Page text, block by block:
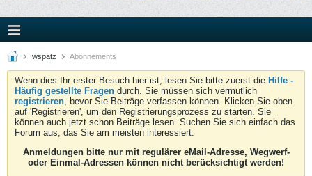
wspatz Abonnements
Wenn dies Ihr erster Besuch hier ist, lesen Sie bitte zuerst die Hilfe -
Häufig gestellte Fragen durch. Sie müssen sich vermutlich
registrieren, bevor Sie Beiträge verfassen können. Klicken Sie oben
auf 'Registrieren', um den Registrierungsprozess zu starten. Sie
können auch jetzt schon Beiträge lesen. Suchen Sie sich einfach das
Forum aus, das Sie am meisten interessiert.
Anmeldungen bitte nur mit regulärer eMail-Adresse, Wegwerf-
oder Einmal-Adressen können nicht berücksichtigt werden!